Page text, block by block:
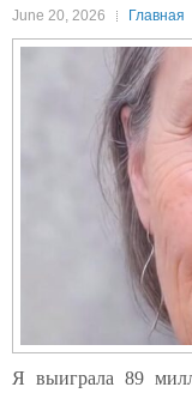
June 20, 2026 Главная
Я выиграла 89